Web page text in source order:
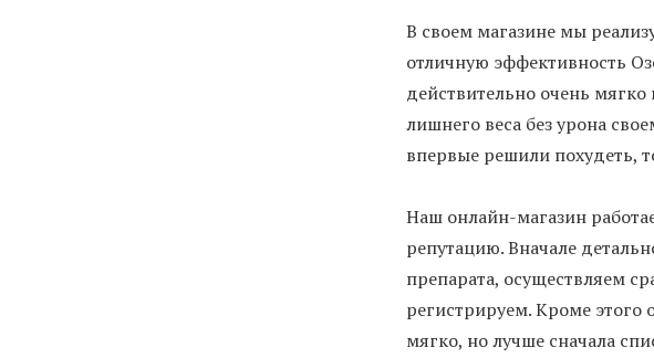
В своем магазине мы
отличную эффективность
действительно очень
лишнего веса без урона
впервые решили похудеть,
Наш онлайн-магазин
репутацию. Вначале
препарата, осуществляем
регистрируем. Кроме этого
мягко, но лучше сначала